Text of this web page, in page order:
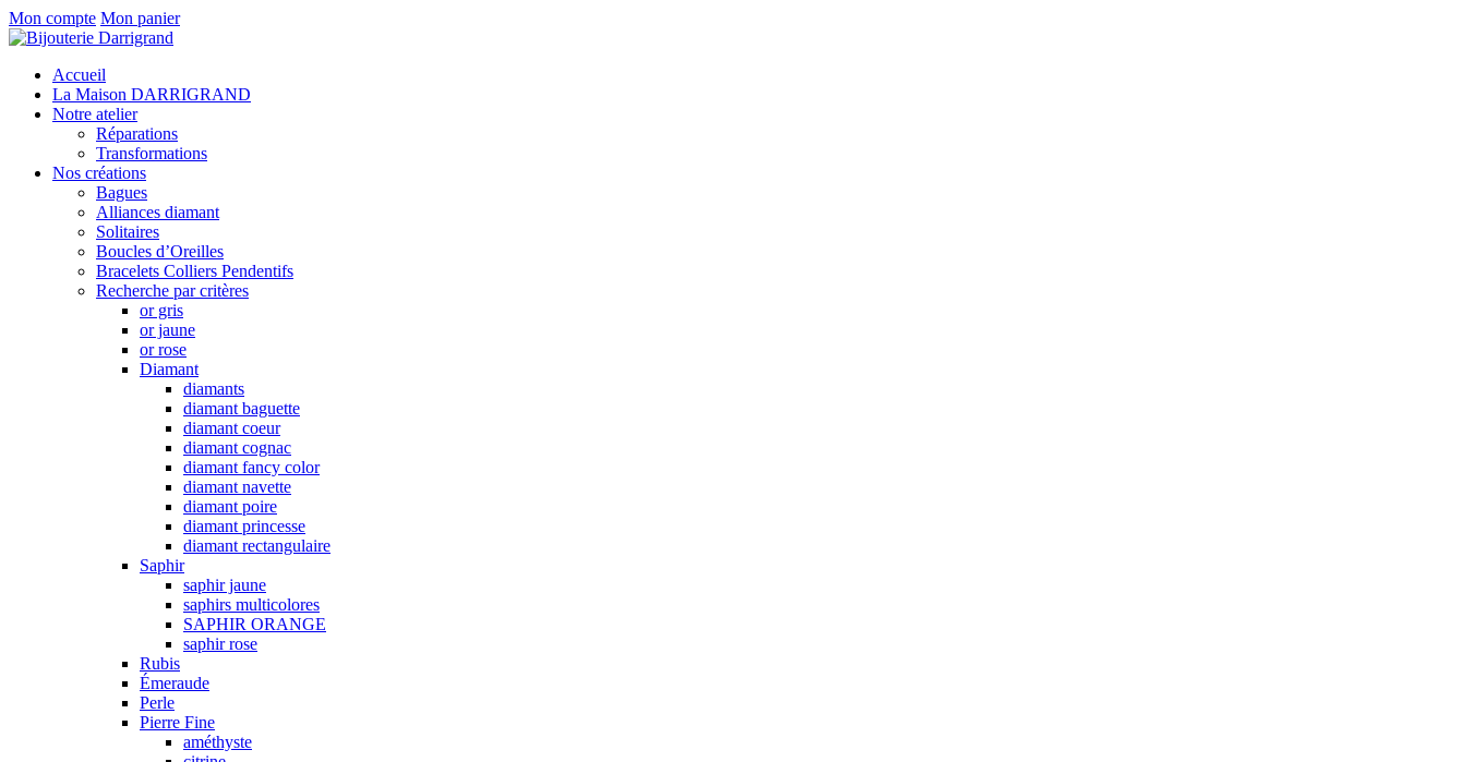
Mon compte Mon panier
Accueil
La Maison DARRIGRAND
Notre atelier
Réparations
Transformations
Nos créations
Bagues
Alliances diamant
Solitaires
Boucles d’Oreilles
Bracelets Colliers Pendentifs
Recherche par critères
or gris
or jaune
or rose
Diamant
diamants
diamant baguette
diamant coeur
diamant cognac
diamant fancy color
diamant navette
diamant poire
diamant princesse
diamant rectangulaire
Saphir
saphir jaune
saphirs multicolores
SAPHIR ORANGE
saphir rose
Rubis
Émeraude
Perle
Pierre Fine
améthyste